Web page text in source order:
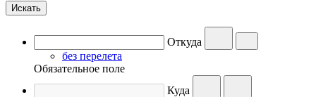
Искать
Откуда
без перелета
Обязательное поле
Куда